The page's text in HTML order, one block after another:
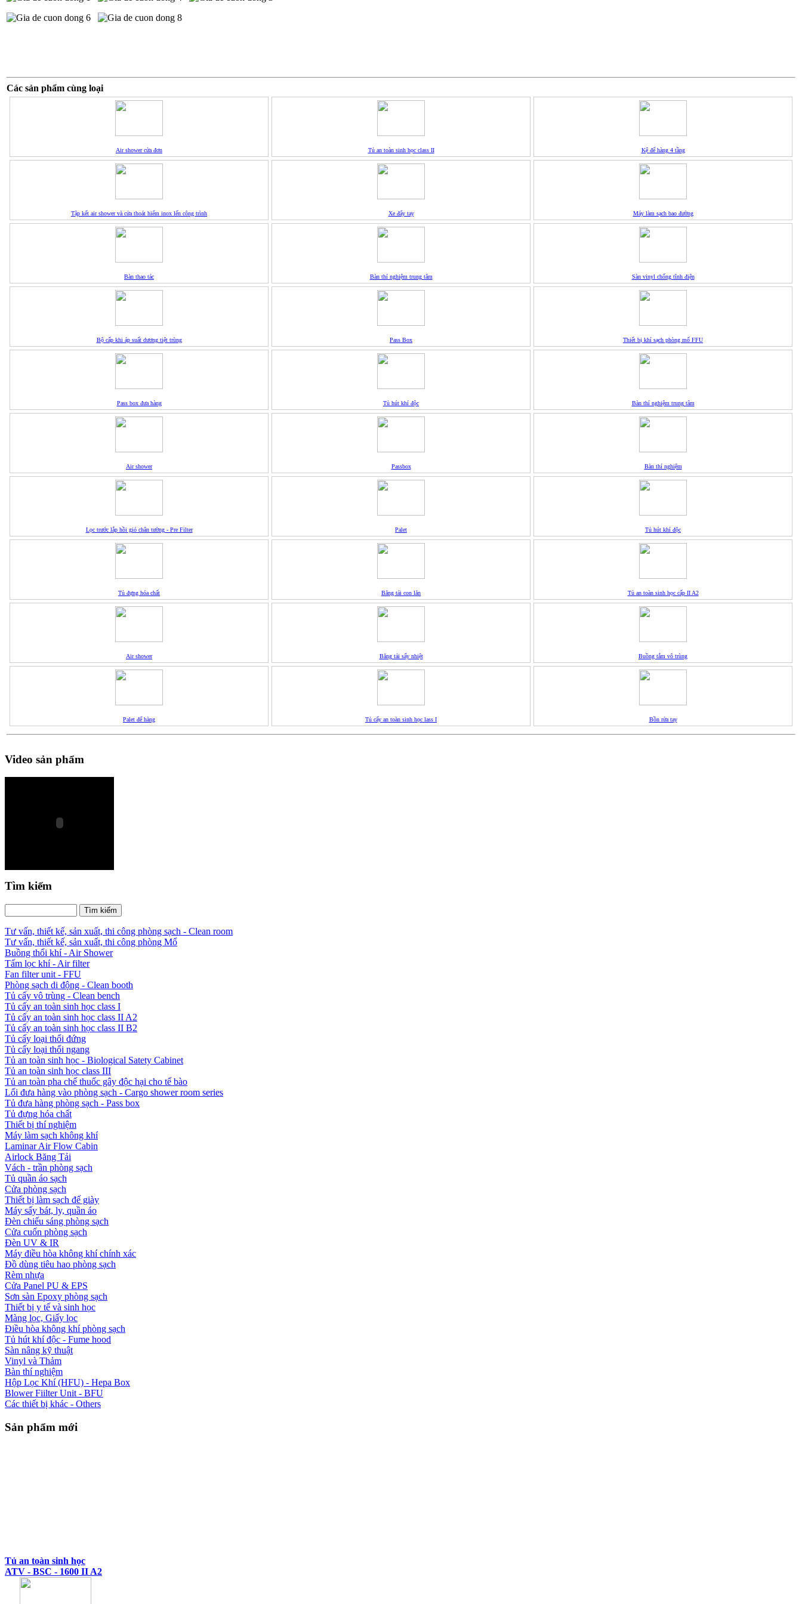
Các sản phẩm cùng loại
Air shower cửa đơn Tủ an toàn sinh học class II Kệ để hàng 4 tầng
Tập kết air shower và cửa thoát hiểm inox lến công trình Xe đẩy tay Máy làm sạch bao đường
Bàn thao tác Bàn thí nghiệm trung tâm Sàn vinyl chống tĩnh điện
Bộ cấp khi áp suất dương tiệt trùng Pass Box Thiết bị khí sạch phòng mổ FFU
Pass box đưa hàng Tủ hút khí độc Bàn thí nghiệm trung tâm
Air shower Passbox Bàn thí nghiệm
Lọc trước lắp hồi gió chân tường - Pre Filter Palet Tủ hút khí độc
Tủ đựng hóa chất Băng tải con lăn Tủ an toàn sinh học cấp II A2
Air shower Băng tải sấy nhiệt Buồng tắm vô trùng
Palet để hàng Tủ cấy an toàn sinh học lass I Bồn rửa tay
Video sản phẩm
Tìm kiếm
Tư vấn, thiết kế, sản xuất, thi công phòng sạch - Clean room
Tư vấn, thiết kế, sản xuất, thi công phòng Mổ
Buồng thổi khí - Air Shower
Tấm lọc khí - Air filter
Fan filter unit - FFU
Phòng sạch di động - Clean booth
Tủ cấy vô trùng - Clean bench
Tủ cấy an toàn sinh học class I
Tủ cấy an toàn sinh học class II A2
Tủ cấy an toàn sinh học class II B2
Tủ cấy loại thổi đứng
Tủ cấy loại thổi ngang
Tủ an toàn sinh học - Biological Satety Cabinet
Tủ an toàn sinh học class III
Tủ an toàn pha chế thuốc gây độc hại cho tế bào
Lối đưa hàng vào phòng sạch - Cargo shower room series
Tủ đưa hàng phòng sạch - Pass box
Tủ đựng hóa chất
Thiết bị thí nghiệm
Máy làm sạch không khí
Laminar Air Flow Cabin
Airlock Băng Tải
Vách - trần phòng sạch
Tủ quần áo sạch
Cửa phòng sạch
Thiết bị làm sạch đế giày
Máy sấy bát, ly, quần áo
Đèn chiếu sáng phòng sạch
Cửa cuốn phòng sạch
Đèn UV & IR
Máy điều hòa không khí chính xác
Đồ dùng tiêu hao phòng sạch
Rèm nhựa
Cửa Panel PU & EPS
Sơn sàn Epoxy phòng sạch
Thiết bị y tế và sinh học
Màng lọc, Giấy lọc
Điều hòa không khí phòng sạch
Tủ hút khí độc - Fume hood
Sàn nâng kỹ thuật
Vinyl và Thảm
Bàn thí nghiệm
Hộp Lọc Khí (HFU) - Hepa Box
Blower Fiilter Unit - BFU
Các thiết bị khác - Others
Sản phẩm mới
ATV - BSC - 1600 II A2